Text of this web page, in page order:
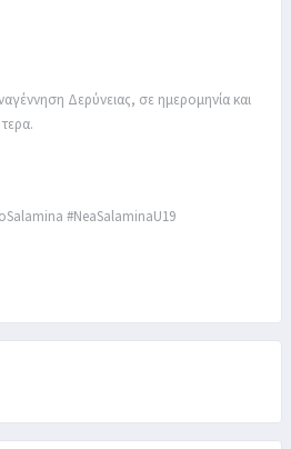
Δερύνειας, σε ημερομηνία και
#NeaSalaminaU19